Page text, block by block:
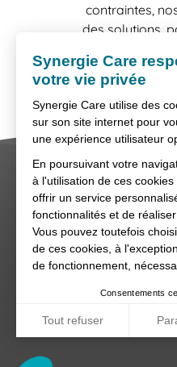
contraintes,
des solutions,
Nous contacter